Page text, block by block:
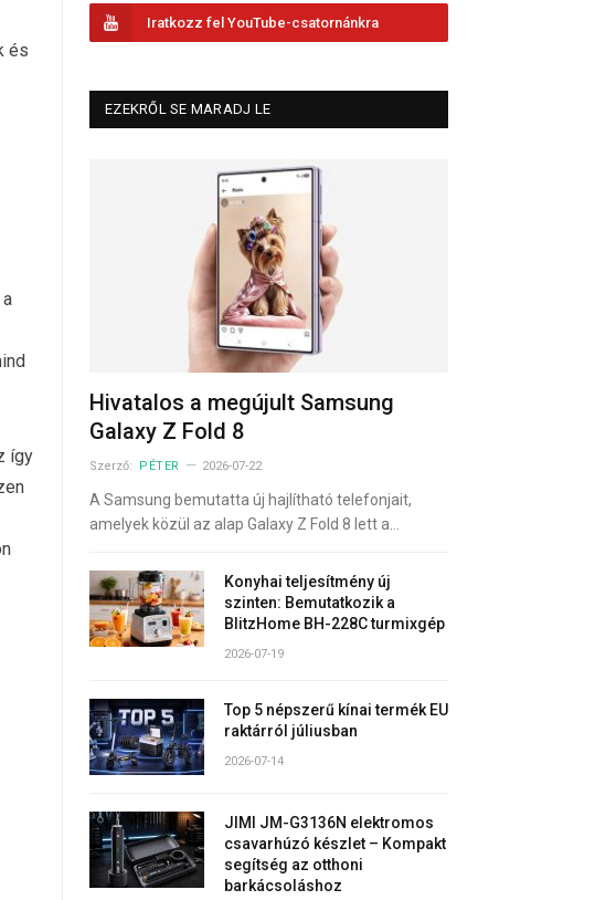
és
így
Iratkozz fel YouTube-csatornánkra
EZEKRŐL SE MARADJ LE
Hivatalos a megújult Samsung
Galaxy Z Fold 8
Szerző: PÉTER 2026-07-22
A Samsung bemutatta új hajlítható telefonjait,
amelyek közül az alap Galaxy Z Fold 8 lett a…
Konyhai teljesítmény új
szinten: Bemutatkozik a
BlitzHome BH-228C turmixgép
2026-07-19
Top 5 népszerű kínai termék EU
raktárról júliusban
2026-07-14
JIMI JM-G3136N elektromos
csavarhúzó készlet – Kompakt
segítség az otthoni
barkácsoláshoz